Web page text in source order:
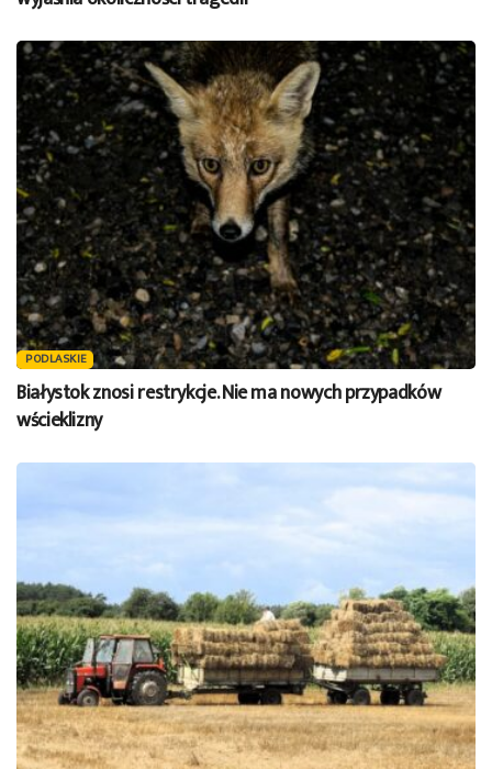
PODLASKIE
Białystok znosi restrykcje. Nie ma nowych przypadków
wścieklizny